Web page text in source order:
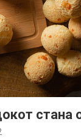
стана